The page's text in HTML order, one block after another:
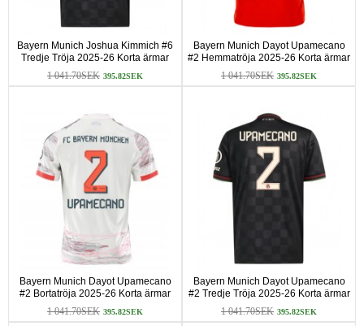
Bayern Munich Joshua Kimmich #6
Tredje Tröja 2025-26 Korta ärmar
1 041.70SEK 395.82SEK
Bayern Munich Dayot Upamecano
#2 Hemmatröja 2025-26 Korta ärmar
1 041.70SEK 395.82SEK
Bayern Munich Dayot Upamecano
#2 Bortatröja 2025-26 Korta ärmar
1 041.70SEK 395.82SEK
Bayern Munich Dayot Upamecano
#2 Tredje Tröja 2025-26 Korta ärmar
1 041.70SEK 395.82SEK